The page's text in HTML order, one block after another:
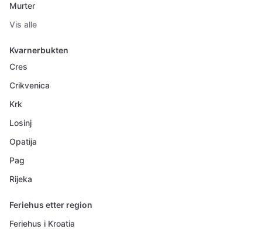
Murter
Vis alle
Kvarnerbukten
Cres
Crikvenica
Krk
Losinj
Opatija
Pag
Rijeka
Feriehus etter region
Feriehus i Kroatia